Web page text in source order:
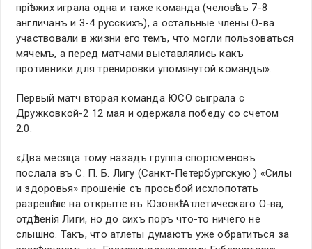
прiѣзжих играла одна и таже команда (человѣкъ 7-8
англичанъ и 3-4 русскихъ), а остальные члены О-ва
участвовали в жизни его темъ, что могли пользоваться
мячемъ, а перед матчами выставлялись какъ
противники для тренировки упомянутой команды».
Первый матч вторая команда ЮСО сыграла с
Дружковкой-2 12 мая и одержала победу со счетом
2:0.
«Два месяца тому назадъ группа спортсменовъ
послала въ С. П. Б. Лигу (Санкт-Петербургскую ) «Силы
и здоровья» прошенiе съ просьбой исхлопотать
разрешѣнiе на открытiе въ Юзовкѣ Атлетическаго О-ва,
отдѣленiя Лиги, но до сихъ поръ что-то ничего не
слышно. Такъ, что атлеты думаютъ уже обратиться за